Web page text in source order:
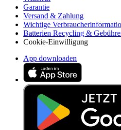
Garantie
Versand & Zahlung
Wichtige
Batterien Recycling &
Cookie-Einwilligung
App downloaden